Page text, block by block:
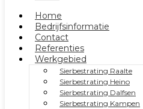
Home
Bedrijfsinformatie
Contact
Referenties
Werkgebied
Sierbestrating Raalte
Sierbestrating Heino
Sierbestrating Dalfsen
Sierbestrating Kampen